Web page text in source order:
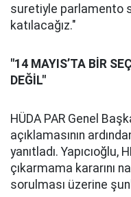
suretiyle parlamento
katılacağız."
"14 MAYIS’TA BİR
DEĞİL"
HÜDA PAR Genel
açıklamasının
yanıtladı. Yapıcıoğlu,
çıkarmama kararını
sorulması üzerine